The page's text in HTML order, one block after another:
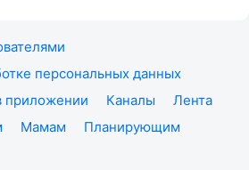
персональных данных
приложении Каналы
Лента
Мамам
Планирующим